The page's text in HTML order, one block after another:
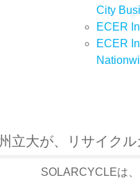
City
ECER
ECER
立大が、リサイク
SOLARCYCLEは